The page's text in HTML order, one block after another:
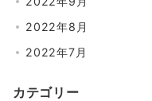
2022年8月
2022年7月
カテゴリー